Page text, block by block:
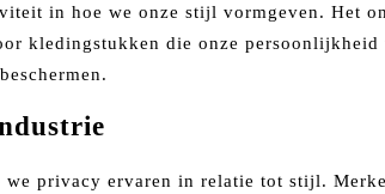
in hoe we onze stijl vormgeven. Het
kledingstukken die onze
privacy ervaren in relatie tot stijl.